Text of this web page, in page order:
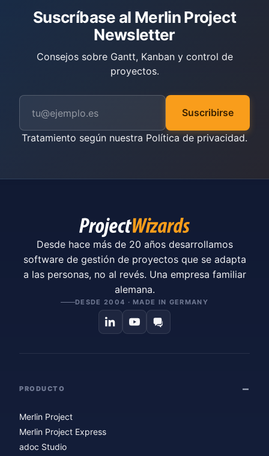
Suscríbase al Merlin Project
Newsletter
Consejos sobre Gantt, Kanban y control de
proyectos.
Suscribirse
Tratamiento según nuestra Política de privacidad.
Desde hace más de 20 años desarrollamos
software de gestión de proyectos que se adapta
a las personas, no al revés. Una empresa familiar
alemana.
DESDE 2004 · MADE IN GERMANY
PRODUCTO
Merlin Project
Merlin Project Express
adoc Studio